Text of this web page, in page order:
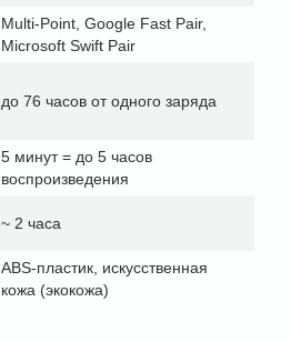
Multi-Point, Google Fast Pair,
Microsoft Swift Pair
до 76 часов от одного заряда
5 минут = до 5 часов
воспроизведения
~ 2 часа
ABS-пластик, искусственная
кожа (экокожа)